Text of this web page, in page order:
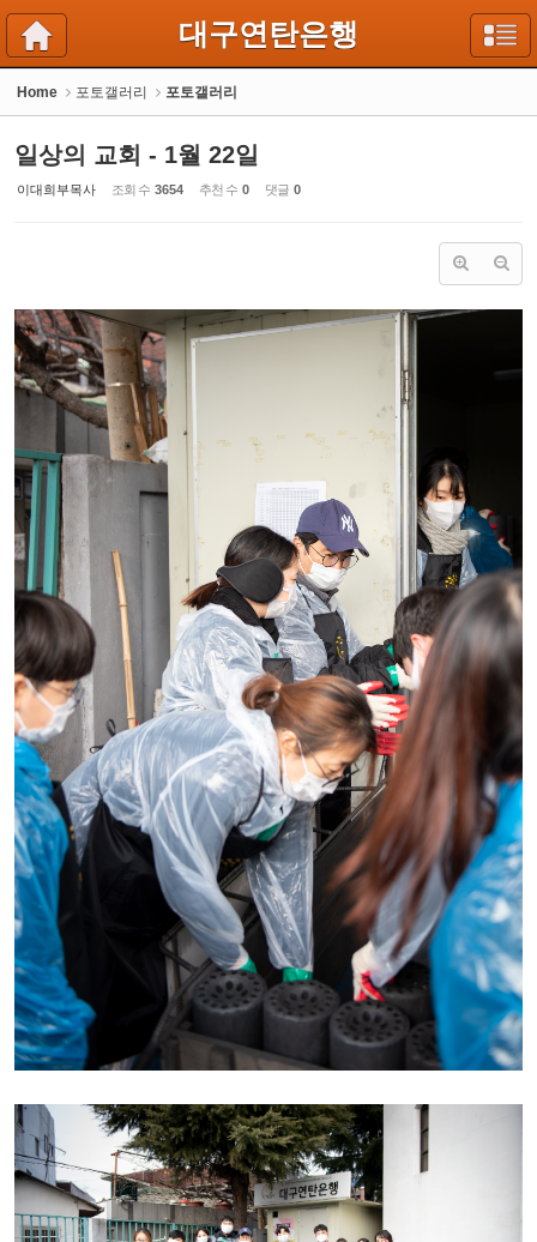
대구연탄은행
Home 포토갤러리 포토갤러리
일상의 교회 - 1월 22일
이대희부목사 조회 수 3654 추천 수 0 댓글 0